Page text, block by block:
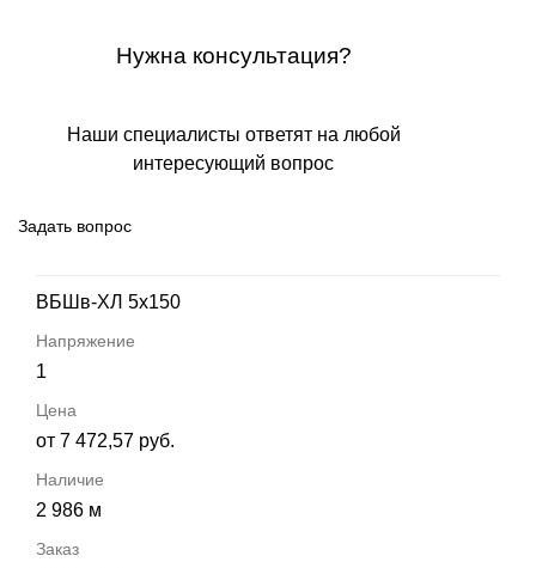
Нужна консультация?
Наши специалисты ответят на любой
интересующий вопрос
Задать вопрос
ВБШв-ХЛ 5х150
1
от 7 472,57 руб.
2 986 м